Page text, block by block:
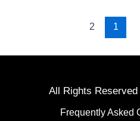
1
2
All Rights
Frequently Asked